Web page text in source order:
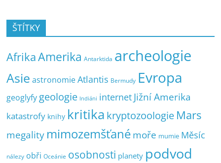
ŠTÍTKY
AfrikaAmerika Antarktida archeologie
Asie astronomie Atlantis Bermudy Evropa
geoglyfy geologie Indiáni internet Jižní Amerika
katastrofy knihy kritika kryptozoologie Mars
megality mimozemšťanémoře mumie Měsíc
nálezy obři Oceánie osobnosti planety podvod